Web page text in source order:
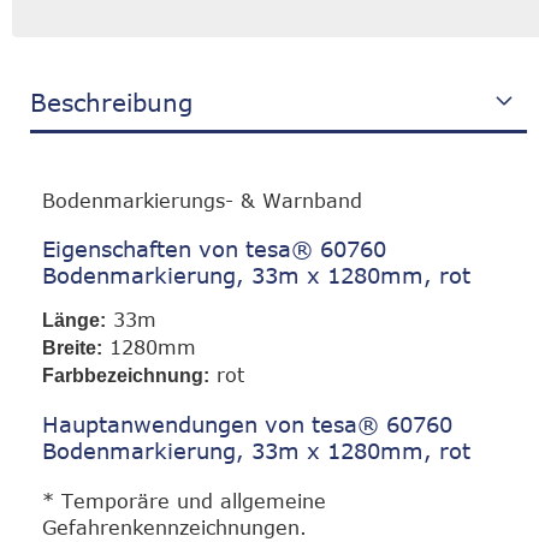
Beschreibung
Bodenmarkierungs- & Warnband
Eigenschaften von tesa® 60760
Bodenmarkierung, 33m x 1280mm, rot
Länge: 33m
Breite: 1280mm
Farbbezeichnung: rot
Hauptanwendungen von tesa® 60760
Bodenmarkierung, 33m x 1280mm, rot
* Temporäre und allgemeine
Gefahrenkennzeichnungen.